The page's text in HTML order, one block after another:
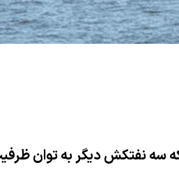
سه نفتکش دیگر به توان